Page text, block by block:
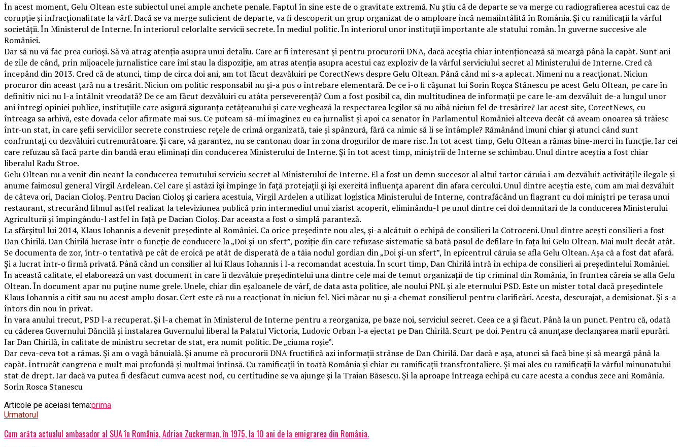
În acest moment, Gelu Oltean este subiectul unei ample anchete penale. Faptul în sine este de o gravitate extremă. Nu știu câ de departe se va merge cu radiografierea acestui caz de
corupție și infracționalitate la vârf. Dacă se va merge suficient de departe, va fi descoperit un grup organizat de o amploare încă nemaiîntâlită în România. Și cu ramificații la vârful
societății. În Ministerul de Interne. În interiorul celorlalte servicii secrete. În mediul politic. În interiorul unor instituții importante ale statului român. În guverne succesive ale
României.
Dar să nu vă fac prea curioși. Să vă atrag atenția asupra unui detaliu. Care ar fi interesant și pentru procurorii DNA, dacă aceștia chiar intenționează să meargă până la capăt. Sunt ani
de zile de când, prin mijoacele jurnalistice care îmi stau la dispoziție, am atras atenția asupra acestui caz exploziv de la vârful serviciului secret al Ministerului de Interne. Cred că
începând din 2013. Cred că de atunci, timp de circa doi ani, am tot făcut dezvăluiri pe CorectNews despre Gelu Oltean. Până când mi s-a aplecat. Nimeni nu a reacționat. Niciun
procuror din aceast țară nu a tresărit. Niciun om politic responsabil nu și-a pus o întrebare elementară. De ce i-o fi cășunat lui Sorin Roșca Stănescu pe acest Gelu Oltean, pe care în
definitiv nici nu l-a întâlnit vreodată? De ce am făcut dezvăluiri cu atâta perseverență? Cum a fost posibil ca, din multitudinea de informații pe care le-am dezvăluit de-a lungul unor
ani întregi opiniei publice, instituțiile care asigură siguranța cetățeanului și care veghează la respectarea legilor să nu aibă niciun fel de tresărire? Iar acest site, CorectNews, cu
întreaga sa arhivă, este dovada celor afirmate mai sus. Ce puteam să-mi imaginez eu ca jurnalist și apoi ca senator în Parlamentul României altceva decât că aveam onoarea să trăiesc
într-un stat, în care șefii serviciilor secrete construiesc rețele de crimă organizată, taie și spânzură, fără ca nimic să li se întâmple? Rămânând imuni chiar și atunci când sunt
confruntați cu dezvăluiri cutremurătoare. Și care, vă garantez, nu se cantonau doar în zona drogurilor de mare risc. În tot acest timp, Gelu Oltean a rămas bine-merci în funcție. Iar cei
care refuzau să facă parte din bandă erau eliminați din conducerea Ministerului de Interne. Și în tot acest timp, miniștrii de Interne se schimbau. Unul dintre aceștia a fost chiar
liberalul Radu Stroe.
Gelu Oltean nu a venit din neant la conducerea temutului serviciu secret al Ministerului de Interne. El a fost un demn succesor al altui tartor căruia i-am dezvăluit activitățile ilegale și
anume faimosul general Virgil Ardelean. Cel care și astăzi își împinge în față protejații și își exercită influența aparent din afara cercului. Unul dintre aceștia este, cum am mai dezvăluit
de câteva ori, Dacian Cioloș. Pentru Dacian Cioloș și cariera acestuia, Virgil Ardelen a utilizat logistica Ministerului de Interne, contrafăcând un flagrant cu doi miniștri pe terasa unui
restaurant, strecurând filmul astfel realizat la televiziunea publică prin intermediul unui ziarist acoperit, eliminându-l pe unul dintre cei doi demnitari de la conducerea Ministerului
Agriculturii și împingându-l astfel în față pe Dacian Cioloș. Dar aceasta a fost o simplă paranteză.
La sfârșitul lui 2014, Klaus Iohannis a devenit președinte al României. Ca orice președinte nou ales, și-a alcătuit o echipă de consilieri la Cotroceni. Unul dintre acești consilieri a fost
Dan Chirilă. Dan Chirilă lucrase într-o funcție de conducere la „Doi și-un sfert”, poziție din care refuzase sistematic să bată pasul de defilare în fața lui Gelu Oltean. Mai mult decât atât.
Se documenta de zor, într-o tentativă pe cât de eroică pe atât de disperată de a tăia nodul gordian din „Doi și-un sfert”, în epicentrul căruia se afla Gelu Oltean. Așa că a fost dat afară.
Și a lucrat într-o firmă privată. Până când un consilier al lui Klaus Iohannis i l-a recomandat acestuia. În scurt timp, Dan Chirilă intră în echipa de consilieri ai președintelui României.
În această calitate, el elaborează un vast document în care îi dezvăluie președintelui una dintre cele mai de temut organizații de tip criminal din România, în fruntea căreia se afla Gelu
Oltean. În document apar nu puține nume grele. Unele, chiar din eșaloanele de vârf, de data asta politice, ale noului PNL și ale eternului PSD. Este un mister total dacă președintele
Klaus Iohannis a citit sau nu acest amplu dosar. Cert este că nu a reacționat în niciun fel. Nici măcar nu și-a chemat consilierul pentru clarificări. Acesta, descurajat, a demisionat. Și s-a
întors din nou în privat.
În vara anului trecut, PSD l-a recuperat. Și l-a chemat în Ministerul de Interne pentru a reorganiza, pe baze noi, serviciul secret. Ceea ce a și făcut. Până la un punct. Pentru că, odată
cu căderea Guvernului Dăncilă și instalarea Guvernului liberal la Palatul Victoria, Ludovic Orban l-a ejectat pe Dan Chirilă. Scurt pe doi. Pentru că anunțase declanșarea marii epurări.
Iar Dan Chirilă, în calitate de ministru secretar de stat, era numit politic. De „ciuma roșie”.
Dar ceva-ceva tot a rămas. Și am o vagă bănuială. Și anume că procurorii DNA fructifică azi informații strânse de Dan Chirilă. Dar dacă e așa, atunci să facă bine și să meargă până la
capăt. Întrucât cangrena e mult mai profundă și multmai întinsă. Cu ramificații în toată România și chiar cu ramificații transfrontaliere. Și mai ales cu ramificații la vârful minunatului
stat de drept. Iar dacă va putea fi desfăcut cumva acest nod, cu certitudine se va ajunge și la Traian Băsescu. Și la aproape întreaga echipă cu care acesta a condus zece ani România.
Sorin Rosca Stanescu
Articole pe aceiasi tema:prima
Urmatorul
Cum arăta actualul ambasador al SUA în România, Adrian Zuckerman, în 1975, la 10 ani de la emigrarea din România.